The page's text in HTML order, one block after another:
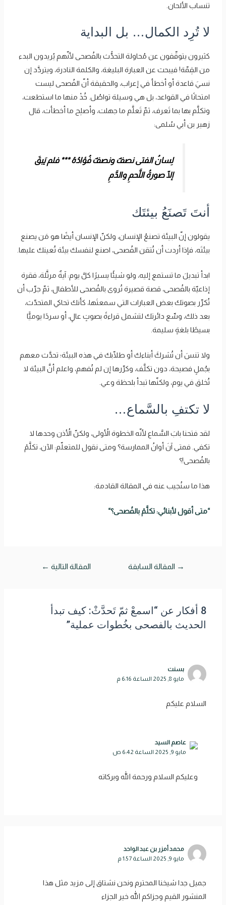
تنساب الألحان.
لا تُرِد الكمال… بل البداية
كثيرون يتوقّفون عن مُحاولة التحدُّث بالفُصحى لأنّهم يُريدون البدء
من القِمّة! فيبحث عن العبارة البليغة، والكلمة النادرة، ويتردَّد إن
نسيَ قاعدة أو أخطأ في إعراب، والحقيقة أنّ الفُصحى ليست
امتحانًا في القواعد، بل هي وسيلة تواصُل. خُذْ منها ما استطعت،
وتكلَّم بها بما تَعرف، ثمّ تَعلَّم ما جهلت، وأصلِح ما أخطأت، قال
زهير بن أبي سُلمى:
لِسانُ الفتى نصفٌ ونصفٌ فُؤادُهُ***فلم يَبقَ
إلّا صورةُ اللَّحمِ والدَّمِ
أنتَ تَصنَعُ بيئتَك
يقولون إنّ البيئة تصنعُ الإنسان، ولكنّ الإنسان أيضًا هو مَن يصنع
بيئتَه، فإذا أردت أن تُتقن الفُصحى، اصنع لنفسك بيئة تُعينك عليها.
ابدأ تبديلَ ما تستمع إليه، ولو شيئًا يسيرًا كلَّ يوم: آيةٌ مرتَّلة، فقرة
إذاعيّة بالفُصحى، قصة قصيرة تُروى بالفُصحى للأطفال، ثمّ جرِّب أن
تُكرِّر بصوتك بعض العبارات التي سمعتَها، كأنك تحاكي المتحدّث،
بعد ذلك، وسِّع دائرتك لتشمل قراءةً بصوتٍ عالٍ، أو سردًا يوميًّا
بسيطًا بلغةٍ سليمة.
ولا تنسَ أن تُشركَ أبناءك أو طلّابك في هذه البيئة؛ تحدَّث معهم
بجُملٍ فصيحة، دون تكلَّف، وكرِّرها إن لم تُفهم، واعلم أنَّ البيئة لا
تُخلق في يوم، ولكنّها تبدأ بلحظة وعي.
لا تكتفِ بالسَّماع…
لقد فتحنا بابَ السَّماع لأنّه الخطوة الأُولى، ولكنّ الأُذن وحدها لا
تكفي. فمتى آنَ أوانُ الممارسة؟ ومتى نقول للمتعلّم: الآن، تكلَّمْ
بالفُصحى!؟
هذا ما سنُجيب عنه في المقالة القادمة:
“متى أقول لأبنائي: تكلَّمْ بالفُصحى؟“
→ المقالة السابقة المقالة التالية ←
8 أفكار عن “اسمعْ ثمّ تَحدَّثْ: كيف تبدأ
الحديث بالفصحى بخُطوات عملية”
بسنت
مايو 8, 2025 الساعة 6:16 م
السلام عليكم
عاصم السيد
مايو 9, 2025 الساعة 6:42 ص
وعليكم السلام ورحمة الله وبركاته
محمد أمزر بن عبد الواحد
مايو 9, 2025 الساعة 1:57 م
جميل جدا شيخنا المحترم ونحن نشتاق إلى مزيد مثل هذا
المنشور القيم وجزاكم الله خير الجزاء